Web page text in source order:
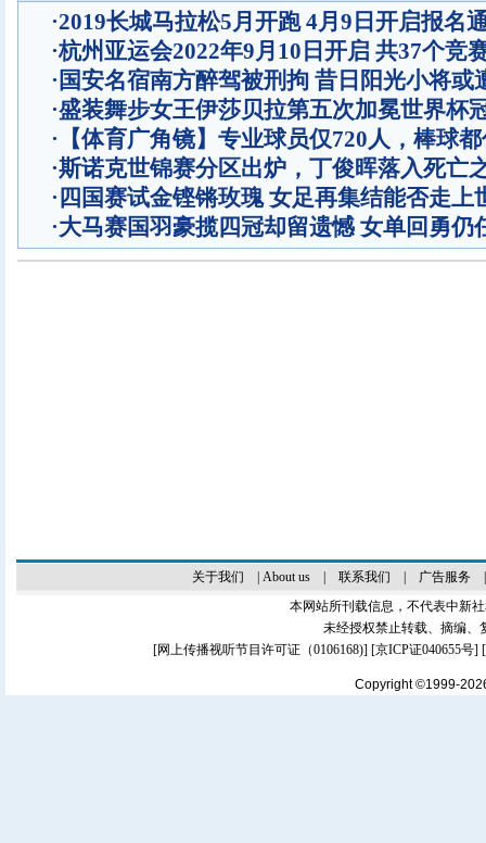
·2019长城马拉松5月开跑 4月9日开启报名
·杭州亚运会2022年9月10日开启 共37个竞
· 国安名宿南方醉驾被刑拘 昔日阳光小将或
·盛装舞步女王伊莎贝拉第五次加冕世界杯
· 【体育广角镜】专业球员仅720人，棒球
·斯诺克世锦赛分区出炉，丁俊晖落入死亡
· 四国赛试金铿锵玫瑰 女足再集结能否走上
·大马赛国羽豪揽四冠却留遗憾 女单回勇仍
关于我们 About us| 联系我们 广告服务
本网站所刊载信息，不代表中新
未经授权禁止转载、摘编、
[网上传播视听节目许可证（0106168)] [京ICP证040655号]
Copyright ©1999-